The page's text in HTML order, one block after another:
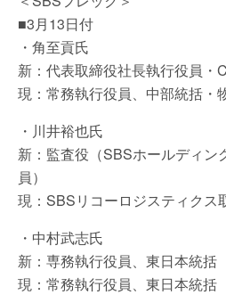
■3月13日付
・角至貢氏
新：代表取締役社長執行役員・
現：常務執行役員、中部統括・
・川井裕也氏
新：監査役（SBSホールディン
員）
現：SBSリコーロジスティクス
・中村武志氏
新：専務執行役員、東日本統括
現：常務執行役員、東日本統括